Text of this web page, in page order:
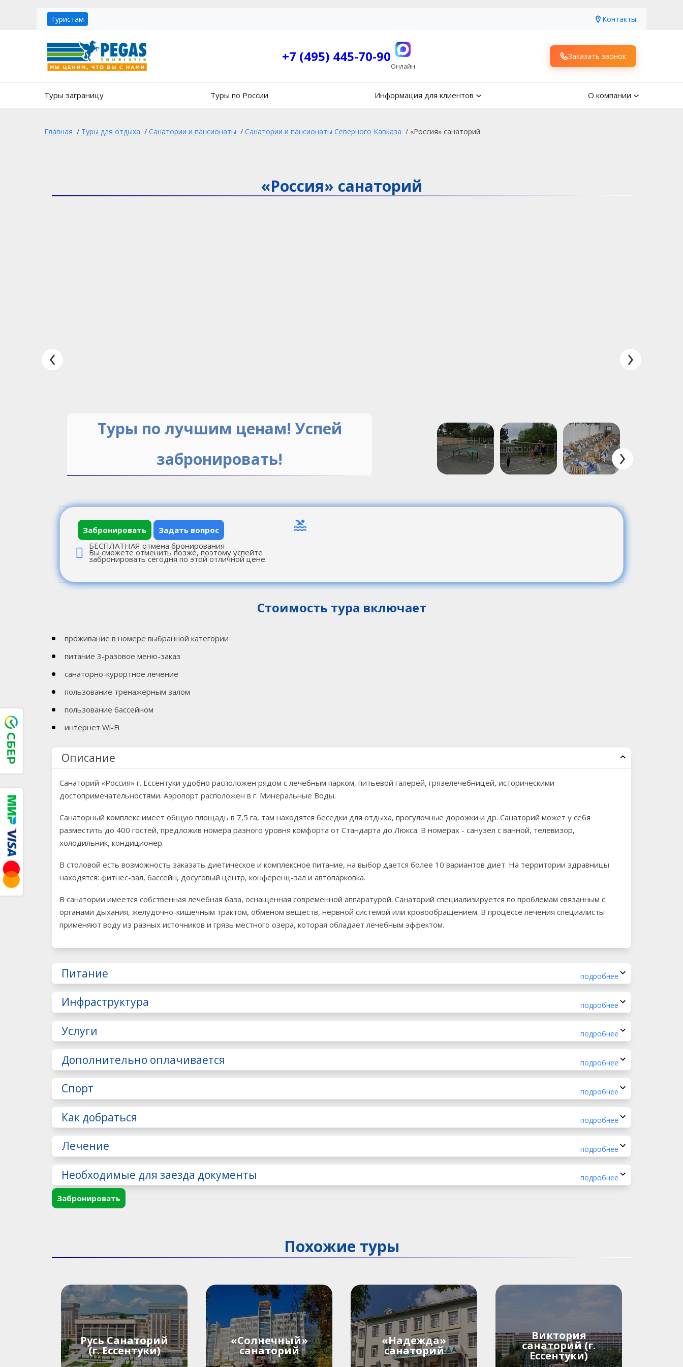
Туристам Контакты
+7 (495) 445-70-90
Онлайн
Заказать звонок
Туры заграницу Туры по России Информация для клиентов О компании
Главная / Туры для отдыха / Санатории и пансионаты / Санатории и пансионаты Северного Кавказа / «Россия» санаторий
«Россия» санаторий
Туры по лучшим ценам! Успей
забронировать!
Забронировать
Задать вопрос
БЕСПЛАТНАЯ отмена бронирования
Вы сможете отменить позже, поэтому успейте
забронировать сегодня по этой отличной цене.
Стоимость тура включает
проживание в номере выбранной категории
питание 3-разовое меню-заказ
санаторно-курортное лечение
пользование тренажерным залом
пользование бассейном
интернет Wi-Fi
Описание
Санаторий «Россия» г. Ессентуки удобно расположен рядом с лечебным парком, питьевой галерей, грязелечебницей, историческими
достопримечательностями. Аэропорт расположен в г. Минеральные Воды.
Санаторный комплекс имеет общую площадь в 7,5 га, там находятся беседки для отдыха, прогулочные дорожки и др. Санаторий может у себя
разместить до 400 гостей, предложив номера разного уровня комфорта от Стандарта до Люкса. В номерах - санузел с ванной, телевизор,
холодильник, кондиционер.
В столовой есть возможность заказать диетическое и комплексное питание, на выбор дается более 10 вариантов диет. На территории здравницы
находятся: фитнес-зал, бассейн, досуговый центр, конференц-зал и автопарковка.
В санатории имеется собственная лечебная база, оснащенная современной аппаратурой. Санаторий специализируется по проблемам связанным с
органами дыхания, желудочно-кишечным трактом, обменом веществ, нервной системой или кровообращением. В процессе лечения специалисты
применяют воду из разных источников и грязь местного озера, которая обладает лечебным эффектом.
Питание подробнее
Инфраструктура подробнее
Услуги подробнее
Дополнительно оплачивается подробнее
Спорт подробнее
Как добраться подробнее
Лечение подробнее
Необходимые для заезда документы подробнее
Забронировать
Похожие туры
Русь Санаторий
(г. Ессентуки)
«Солнечный»
санаторий
«Надежда»
санаторий
Виктория
санаторий (г.
Ессентуки)